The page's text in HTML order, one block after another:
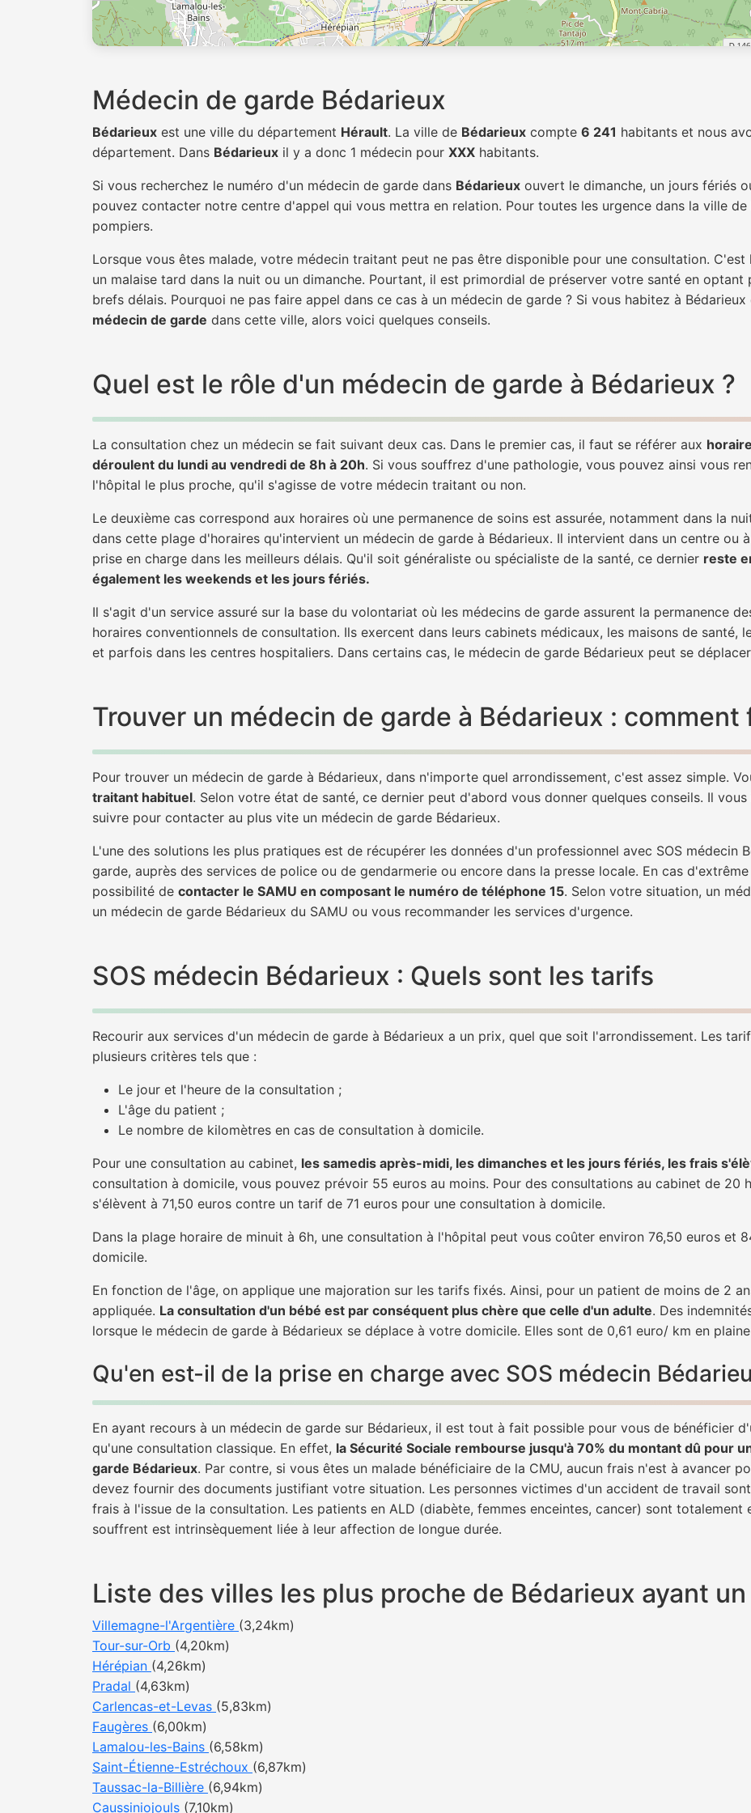
Médecin de garde Bédarieux
Bédarieux est une ville du département Hérault. La ville de Bédarieux compte 6 241 habitants et nous
département. Dans Bédarieux il y a donc 1 médecin pour XXX habitants.
Si vous recherchez le numéro d'un médecin de garde dans Bédarieux ouvert le dimanche, un jours fériés
pouvez contacter notre centre d'appel qui vous mettra en relation. Pour toutes les urgence dans la ville de
pompiers.
Lorsque vous êtes malade, votre médecin traitant peut ne pas être disponible pour une consultation.
un malaise tard dans la nuit ou un dimanche. Pourtant, il est primordial de préserver votre santé en
brefs délais. Pourquoi ne pas faire appel dans ce cas à un médecin de garde ? Si vous habitez à
médecin de garde dans cette ville, alors voici quelques conseils.
Quel est le rôle d'un médecin de garde à Bédarieux ?
La consultation chez un médecin se fait suivant deux cas. Dans le premier cas, il faut se référer aux
déroulent du lundi au vendredi de 8h à 20h. Si vous souffrez d'une pathologie, vous pouvez ainsi vous
l'hôpital le plus proche, qu'il s'agisse de votre médecin traitant ou non.
Le deuxième cas correspond aux horaires où une permanence de soins est assurée, notamment dans la
dans cette plage d'horaires qu'intervient un médecin de garde à Bédarieux. Il intervient dans un centre ou
prise en charge dans les meilleurs délais. Qu'il soit généraliste ou spécialiste de la santé, ce dernier reste
également les weekends et les jours fériés.
Il s'agit d'un service assuré sur la base du volontariat où les médecins de garde assurent la permanence
horaires conventionnels de consultation. Ils exercent dans leurs cabinets médicaux, les maisons de santé,
et parfois dans les centres hospitaliers. Dans certains cas, le médecin de garde Bédarieux peut se
Trouver un médecin de garde à Bédarieux : comment
Pour trouver un médecin de garde à Bédarieux, dans n'importe quel arrondissement, c'est assez simple.
traitant habituel. Selon votre état de santé, ce dernier peut d'abord vous donner quelques conseils. Il
suivre pour contacter au plus vite un médecin de garde Bédarieux.
L'une des solutions les plus pratiques est de récupérer les données d'un professionnel avec SOS médecin
garde, auprès des services de police ou de gendarmerie ou encore dans la presse locale. En cas
possibilité de contacter le SAMU en composant le numéro de téléphone 15. Selon votre situation, un
un médecin de garde Bédarieux du SAMU ou vous recommander les services d'urgence.
SOS médecin Bédarieux : Quels sont les tarifs
Recourir aux services d'un médecin de garde à Bédarieux a un prix, quel que soit l'arrondissement. Les
plusieurs critères tels que :
Le jour et l'heure de la consultation ;
L'âge du patient ;
Le nombre de kilomètres en cas de consultation à domicile.
Pour une consultation au cabinet, les samedis après-midi, les dimanches et les jours fériés, les frais
consultation à domicile, vous pouvez prévoir 55 euros au moins. Pour des consultations au cabinet de 20
s'élèvent à 71,50 euros contre un tarif de 71 euros pour une consultation à domicile.
Dans la plage horaire de minuit à 6h, une consultation à l'hôpital peut vous coûter environ 76,50 euros et
domicile.
En fonction de l'âge, on applique une majoration sur les tarifs fixés. Ainsi, pour un patient de moins de 2
appliquée. La consultation d'un bébé est par conséquent plus chère que celle d'un adulte. Des
lorsque le médecin de garde à Bédarieux se déplace à votre domicile. Elles sont de 0,61 euro/ km en
Qu'en est-il de la prise en charge avec SOS médecin
En ayant recours à un médecin de garde sur Bédarieux, il est tout à fait possible pour vous de bénéficier
qu'une consultation classique. En effet, la Sécurité Sociale rembourse jusqu'à 70% du montant dû pour
garde Bédarieux. Par contre, si vous êtes un malade bénéficiaire de la CMU, aucun frais n'est à avancer
devez fournir des documents justifiant votre situation. Les personnes victimes d'un accident de travail
frais à l'issue de la consultation. Les patients en ALD (diabète, femmes enceintes, cancer) sont
souffrent est intrinsèquement liée à leur affection de longue durée.
Liste des villes les plus proche de Bédarieux ayant
Villemagne-l'Argentière (3,24km)
Tour-sur-Orb (4,20km)
Hérépian (4,26km)
Pradal (4,63km)
Carlencas-et-Levas (5,83km)
Faugères (6,00km)
Lamalou-les-Bains (6,58km)
Saint-Étienne-Estréchoux (6,87km)
Taussac-la-Billière (6,94km)
Caussiniojouls (7,10km)